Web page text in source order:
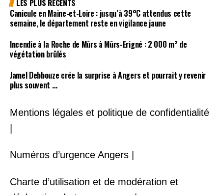
LES PLUS RECENTS
Canicule en Maine-et-Loire : jusqu’à 39°C attendus cette
semaine, le département reste en vigilance jaune
Incendie à la Roche de Mûrs à Mûrs-Erigné : 2 000 m² de
végétation brûlés
Jamel Debbouze crée la surprise à Angers et pourrait y revenir
plus souvent …
Mentions légales et politique de confidentialité
|
Numéros d’urgence Angers |
Charte d’utilisation et de modération et